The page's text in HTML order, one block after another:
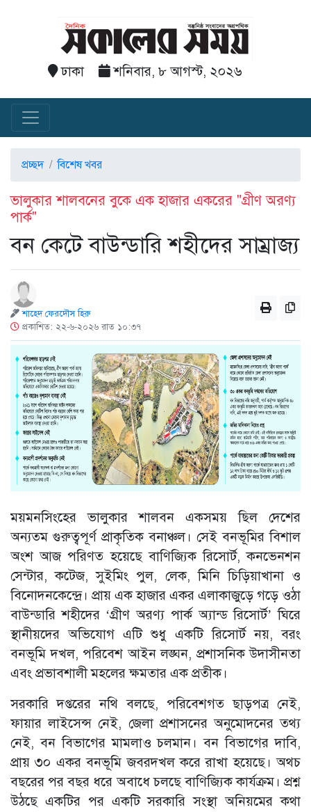
ঢাকা শনিবার, ৮ আগস্ট, ২০২৬
প্রচ্ছদ বিশেষ খবর
ভালুকার শালবনের বুকে এক হাজার একরের "গ্রীণ অরণ্য
পার্ক"
বন কেটে বাউন্ডারি শহীদের সাম্রাজ্য
শাহেদ ফেরদৌস হিরু
প্রকাশিত: ২২-৬-২০২৬ রাত ১০:৩৭
ময়মনসিংহের ভালুকার শালবন একসময় ছিল দেশের
অন্যতম গুরুত্বপূর্ণ প্রাকৃতিক বনাঞ্চল। সেই বনভূমির বিশাল
অংশ আজ পরিণত হয়েছে বাণিজ্যিক রিসোর্ট, কনভেনশন
সেন্টার, কটেজ, সুইমিং পুল, লেক, মিনি চিড়িয়াখানা ও
বিনোদনকেন্দ্রে। প্রায় এক হাজার একর এলাকাজুড়ে গড়ে ওঠা
বাউন্ডারি শহীদের ‘গ্রীণ অরণ্য পার্ক অ্যান্ড রিসোর্ট’ ঘিরে
স্থানীয়দের অভিযোগ এটি শুধু একটি রিসোর্ট নয়, বরং
বনভূমি দখল, পরিবেশ আইন লঙ্ঘন, প্রশাসনিক উদাসীনতা
এবং প্রভাবশালী মহলের ক্ষমতার এক প্রতীক।
সরকারি দপ্তরের নথি বলছে, পরিবেশগত ছাড়পত্র নেই,
ফায়ার লাইসেন্স নেই, জেলা প্রশাসনের অনুমোদনের তথ্য
নেই, বন বিভাগের মামলাও চলমান। বন বিভাগের দাবি,
প্রায় ৩০ একর বনভূমি জবরদখল করে রাখা হয়েছে। অথচ
বছরের পর বছর ধরে অবাধে চলছে বাণিজ্যিক কার্যক্রম। প্রশ্ন
উঠছে একটির পর একটি সরকারি সংস্থা অনিয়মের কথা